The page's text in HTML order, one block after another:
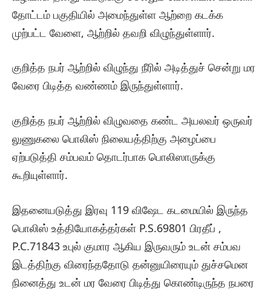
தோட்டம் பகுதியில் அமைந்துள்ள ஆற்றை கடக்க
முற்பட்ட வேளை, ஆற்றில் தவறி விழுந்துள்ளார்.
குறித்த நபர் ஆற்றில் விழுந்து நீரில் அடித்துச் சென்று மர
வேரை பிடித்த வண்ணம் இருந்துள்ளார்.
குறித்த நபர் ஆற்றில் விழுவதை கண்ட அயலவர் ஒருவர்
லுணுகலை பொலிஸ் நிலையத்திற்கு அழைப்பை
ஏற்படுத்தி சம்பவம் தொடர்பாக பொலிஸாருக்கு
கூறியுள்ளார்.
இதனையடுத்து இரவு 119 விஷேட கடமையில் இருந்த
பொலிஸ் உத்தியோகத்தர்கள் P.S.69801 பிரதீப் ,
P.C.71843 உபுல் குமார ஆகிய இருவரும் உடன் சம்பவ
இடத்திற்கு விரைந்ததோடு தன்னுயிரையும் துச்சமென
நினைத்து உடன் மர வேரை பிடித்து கொண்டிருந்த நபரை